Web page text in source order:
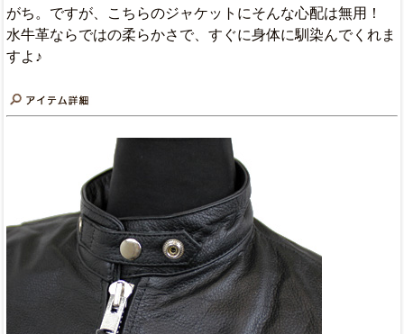
がち。ですが、こちらのジャケットにそんな心配は無用！
水牛革ならではの柔らかさで、すぐに身体に馴染んでくれま
すよ♪